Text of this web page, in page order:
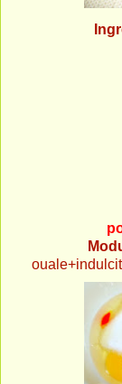
-
-1
-4
-2
-3
-1/4
-1/2